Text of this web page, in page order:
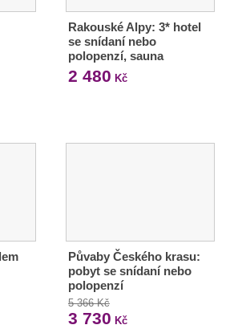
Rakouské Alpy: 3* hotel
se snídaní nebo
polopenzí, sauna
2 480 Kč
Půvaby Českého krasu:
pobyt se snídaní nebo
polopenzí
5 366 Kč
3 730 Kč